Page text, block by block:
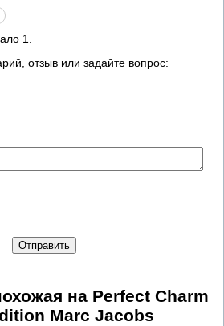
1
отзыв или задайте вопрос:
Отправить
на Perfect Charm
Marc Jacobs